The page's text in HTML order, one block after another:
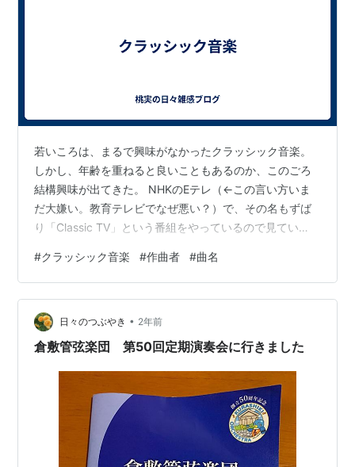
若いころは、まるで興味がなかったクラッシック音楽。
しかし、年齢を重ねると良いこともあるのか、このごろ
結構興味が出てきた。 NHKのEテレ（←この言い方いま
だ大嫌い。教育テレビでなぜ悪い？）で、その名もずば
り「Classic TV」という番組をやっているので見てい
こばっかりの男性なのも楽しい。 さて、CM音楽とか、
TV番組の中で、「この番組のオリジナルBGMなのかな」
なんて考えていたのが、かなり、クラッシック音楽から
取ってきているものだとだんだんわかってきた。作曲者
が死後70年以上経過していると、著作権料払わなくても
#クラッシック音楽 #作曲者 #曲名
日々のつぶやき • 2年前
倉敷管弦楽団 第50回定期演奏会に行きました